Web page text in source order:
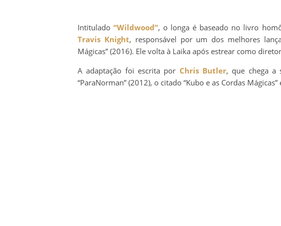
Intitulado“Wildwood”, o longa é baseado no livro
Travis Knight, responsável por um dos melhores
Mágicas” (2016). Ele volta à Laika após estrear como
A adaptação foi escrita por Chris Butler, que chega a
“ParaNorman” (2012), o citado “Kubo e as Cordas Mágicas”